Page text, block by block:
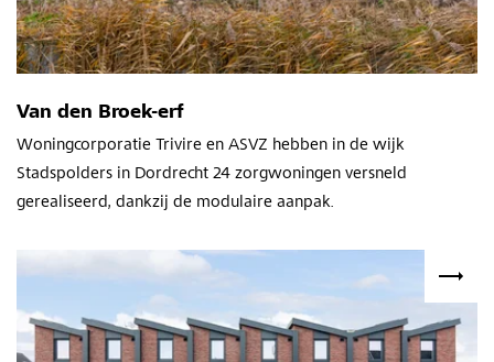
Van den Broek-erf
Woningcorporatie Trivire en ASVZ hebben in de wijk
Stadspolders in Dordrecht 24 zorgwoningen versneld
gerealiseerd, dankzij de modulaire aanpak.